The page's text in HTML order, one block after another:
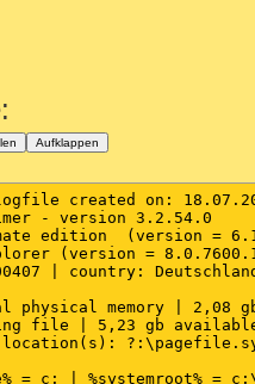
16:28:10 |
22:28:46 |
22:27:21 |
22:27:20 |
22:27:19 |
win32 services (safelist)
05:17:24 |
03:40:01 |
23:03:00 |
18:21:29 |
13:46:44 |
12:29:24 |
15:17:44 |
18:37:54 |
Aufklappen
created on:
- version 3.2.54.0
edition  (version =
(version =
| country:
physical memory | 2,08
file | 5,23 gb
= c: | %systemroot% =